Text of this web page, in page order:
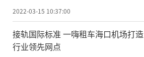
2022-03-15 10:37:00
接轨国际标准 一嗨租车海口机场打造
行业领先网点